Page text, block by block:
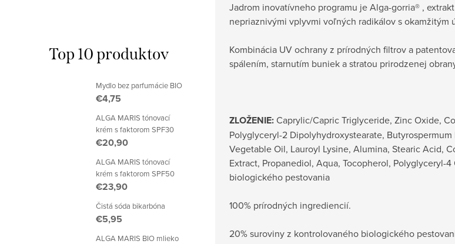
Top 10 produktov
Mydlo bez parfumácie BIO
€4,75
ALGA MARIS tónovací
krém s faktorom SPF30
€20,90
ALGA MARIS tónovací
krém s faktorom SPF50
€23,90
Čistá sóda bikarbóna
€5,95
ALGA MARIS BIO mlieko
Jadrom inovatívneho programu je Alga-gorria® ,
nepriaznivými vplyvmi voľných radikálov s okamžitým
Kombinácia UV ochrany z prírodných filtrov a
spálením, starnutím buniek a stratou prirodzenej
ZLOŽENIE:Caprylic/Capric Triglyceride, Zinc Oxide,
Polyglyceryl-2 Dipolyhydroxystearate,
Vegetable Oil, Lauroyl Lysine, Alumina, Stearic Acid,
Extract, Propanediol, Aqua, Tocopherol, Polyglyceryl-
biologického pestovania
100% prírodných ingrediencií.
20% suroviny z kontrolovaného biologického